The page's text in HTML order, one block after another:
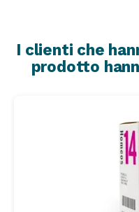
I clienti che
prodotto